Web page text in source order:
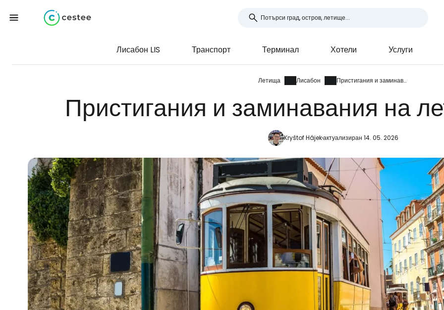
Лисабон LIS Транспорт Терминал Хотели Услуги
Летища Лисабон Пристигания и заминавания
Пристигания и заминавания на
Kryštof Hájekактуализиран 14. 05. 2026